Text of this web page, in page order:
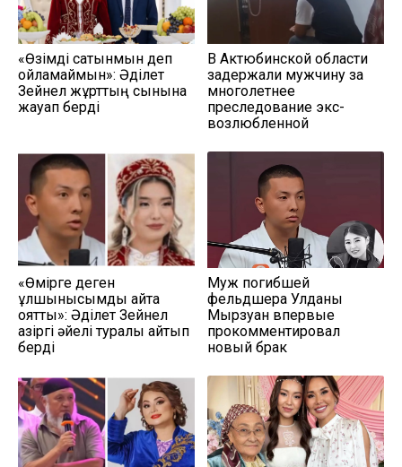
«Өзімді сатқынмын деп
ойламаймын»: Әділет
Зейнел жұрттың сынына
жауап берді
В Актюбинской области
задержали мужчину за
многолетнее
преследование экс-
возлюбленной
«Өмірге деген
құлшынысымды қайта
оятты»: Әділет Зейнел
қазіргі әйелі туралы айтып
берді
Муж погибшей
фельдшера Улданы
Мырзуан впервые
прокомментировал
новый брак